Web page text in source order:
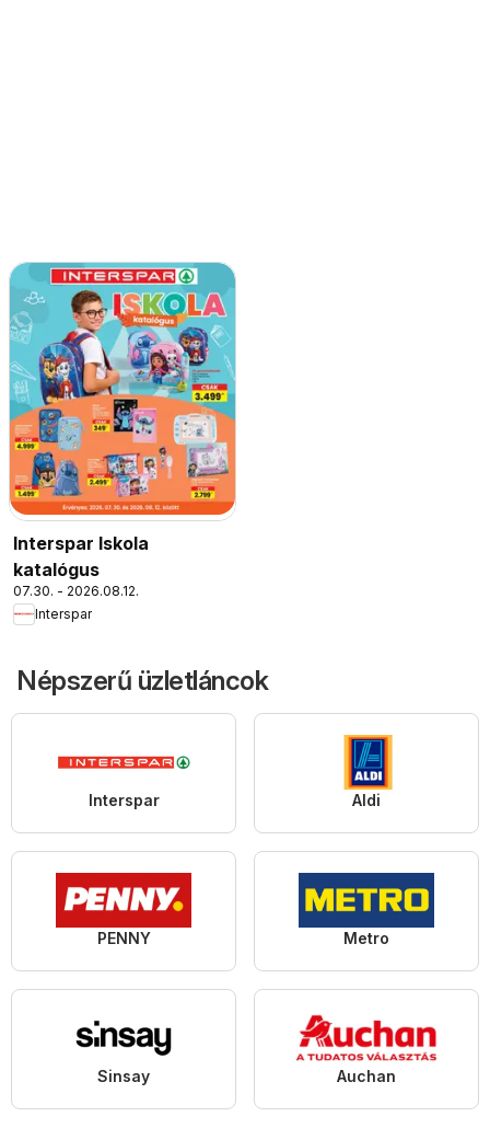
Interspar Iskola
katalógus
07.30. - 2026.08.12.
Interspar
Népszerű üzletláncok
Interspar Aldi
PENNY Metro
Sinsay Auchan